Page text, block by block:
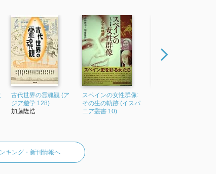
古代世界の霊魂観 (ア
ジア遊学 128)
加藤隆浩
スペインの女性群像:
その生の軌跡 (イスパ
ニア叢書 10)
キング・新刊情報へ